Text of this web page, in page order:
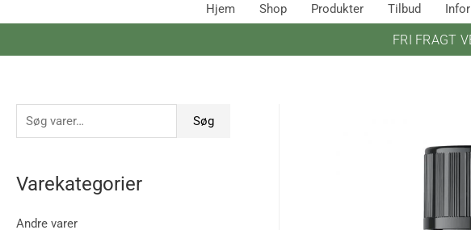
Hjem Shop Produkter Tilbud
FRI FRAGT
Søg
Varekategorier
Andre varer